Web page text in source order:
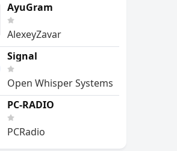
AyuGram
AlexeyZavar
Signal
Open Whisper Systems
PC-RADIO
PCRadio